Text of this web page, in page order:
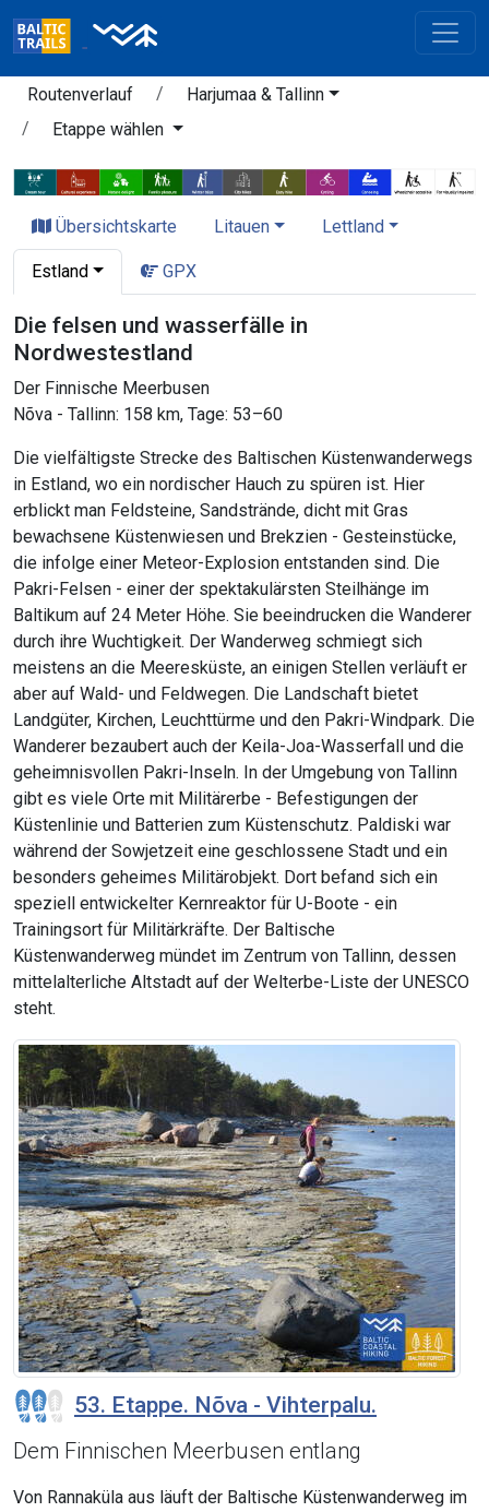
Routenverlauf
Harjumaa & Tallinn
Etappe wählen
Übersichtskarte Litauen Lettland
Estland GPX
Die felsen und wasserfälle in
Nordwestestland
Der Finnische Meerbusen
Nõva - Tallinn: 158 km, Tage: 53–60
Die vielfältigste Strecke des Baltischen Küstenwanderwegs
in Estland, wo ein nordischer Hauch zu spüren ist. Hier
erblickt man Feldsteine, Sandstrände, dicht mit Gras
bewachsene Küstenwiesen und Brekzien - Gesteinstücke,
die infolge einer Meteor-Explosion entstanden sind. Die
Pakri-Felsen - einer der spektakulärsten Steilhänge im
Baltikum auf 24 Meter Höhe. Sie beeindrucken die Wanderer
durch ihre Wuchtigkeit. Der Wanderweg schmiegt sich
meistens an die Meeresküste, an einigen Stellen verläuft er
aber auf Wald- und Feldwegen. Die Landschaft bietet
Landgüter, Kirchen, Leuchttürme und den Pakri-Windpark. Die
Wanderer bezaubert auch der Keila-Joa-Wasserfall und die
geheimnisvollen Pakri-Inseln. In der Umgebung von Tallinn
gibt es viele Orte mit Militärerbe - Befestigungen der
Küstenlinie und Batterien zum Küstenschutz. Paldiski war
während der Sowjetzeit eine geschlossene Stadt und ein
besonders geheimes Militärobjekt. Dort befand sich ein
speziell entwickelter Kernreaktor für U-Boote - ein
Trainingsort für Militärkräfte. Der Baltische
Küstenwanderweg mündet im Zentrum von Tallinn, dessen
mittelalterliche Altstadt auf der Welterbe-Liste der UNESCO
steht.
53. Etappe. Nõva - Vihterpalu.
Dem Finnischen Meerbusen entlang
Von Rannaküla aus läuft der Baltische Küstenwanderweg im